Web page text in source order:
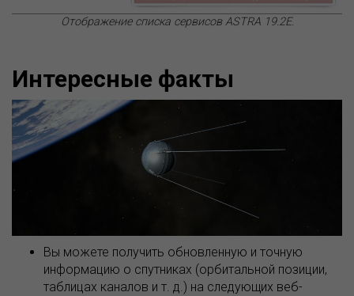
Отображение списка сервисов ASTRA 19.2E.
Интересные факты
Вы можете получить обновленную и точную
информацию о спутниках (орбитальной позиции,
таблицах каналов и т. д.) на следующих веб-